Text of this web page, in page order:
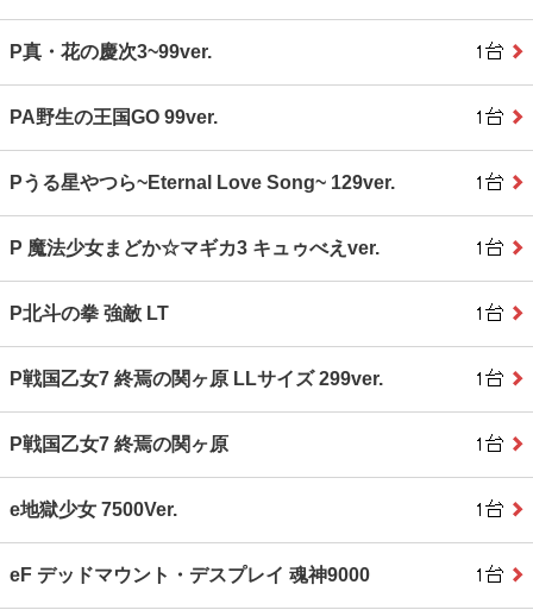
P真・花の慶次3~99ver.
PA野生の王国GO 99ver.
Pうる星やつら~Eternal Love Song~ 129ver.
P 魔法少女まどか☆マギカ3 キュゥべえver.
P北斗の拳 強敵 LT
P戦国乙女7 終焉の関ヶ原 LLサイズ 299ver.
P戦国乙女7 終焉の関ヶ原
e地獄少女 7500Ver.
eF デッドマウント・デスプレイ 魂神9000